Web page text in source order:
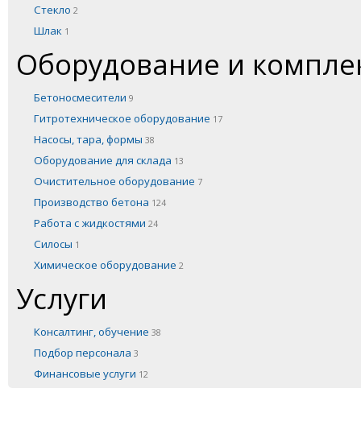
Стекло 2
Шлак 1
Оборудование и
Бетоносмесители 9
Гитротехническое оборудование 17
Насосы, тара, формы 38
Оборудование для склада 13
Очистительное оборудование 7
Производство бетона 124
Работа с жидкостями 24
Силосы 1
Химическое оборудование 2
Услуги
Консалтинг, обучение 38
Подбор персонала 3
Финансовые услуги 12